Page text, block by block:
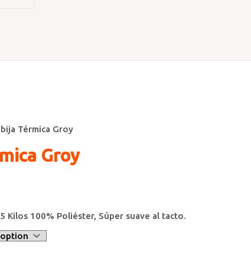
Térmica Groy
Groy
Kilos 100% Poliéster, Súper suave al tacto.